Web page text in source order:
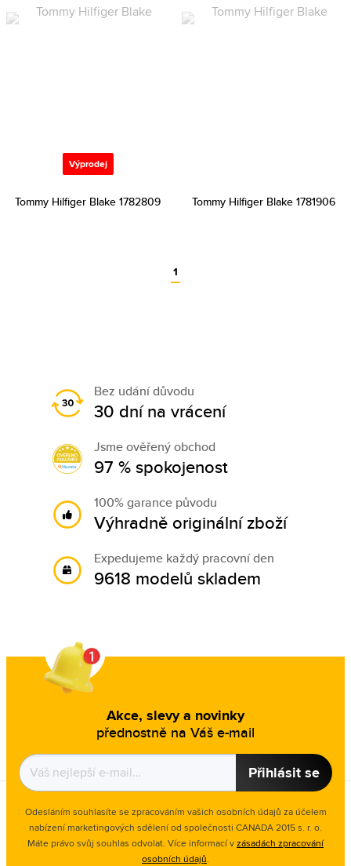
Výprodej
Tommy Hilfiger Blake 1782809 Tommy Hilfiger Blake 1781906
1
Bez udání důvodu
30 dní na vrácení
Jsme ověřený obchod
97 % spokojenost
100% garance původu
Výhradně originální zboží
Expedujeme každý pracovní den
9618 modelů skladem
Akce, slevy a novinky
přednostně na Váš e-mail
Přihlásit se
Odesláním souhlasíte se zpracováním vašich osobních údajů za účelem
nabízení marketingových sdělení od společnosti CANADA 2015 s. r. o.
Máte právo svůj souhlas odvolat. Více informací vzásadách zpracování
osobních údajů.